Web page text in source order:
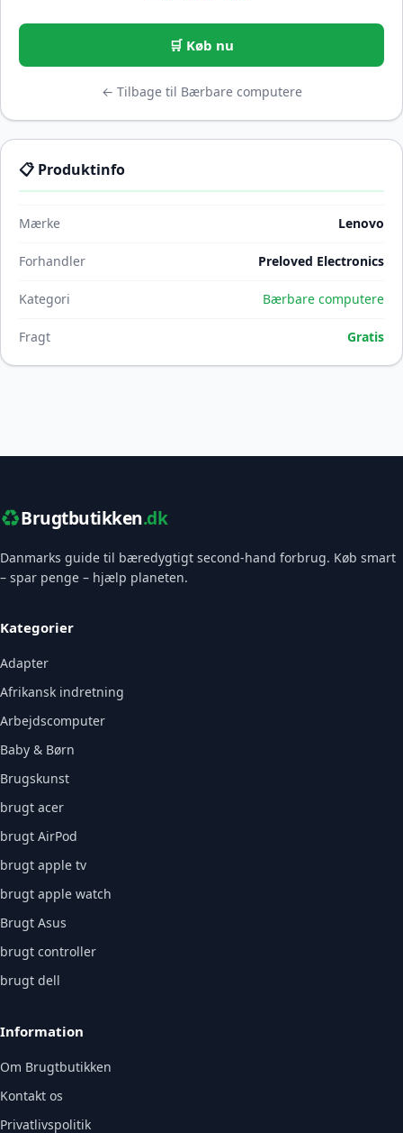
🛒 Køb nu
← Tilbage til Bærbare computere
📋 Produktinfo
Mærke Lenovo
Forhandler Preloved Electronics
Kategori Bærbare computere
Fragt Gratis
♻️Brugtbutikken.dk
Danmarks guide til bæredygtigt second-hand forbrug. Køb smart
– spar penge – hjælp planeten.
Kategorier
Adapter
Afrikansk indretning
Arbejdscomputer
Baby & Børn
Brugskunst
brugt acer
brugt AirPod
brugt apple tv
brugt apple watch
Brugt Asus
brugt controller
brugt dell
Information
Om Brugtbutikken
Kontakt os
Privatlivspolitik